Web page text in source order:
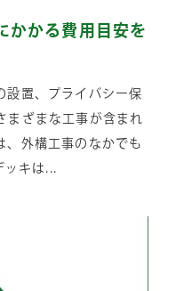
かかる費用目安を
設置、プライバシー保
まざまな工事が含まれ
、外構工事のなかでも
ッキは...